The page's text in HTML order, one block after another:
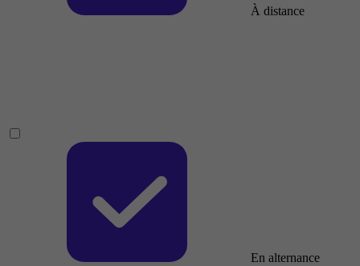
À distance
En alternance